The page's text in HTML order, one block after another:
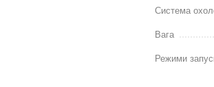
Система
Вага
Режими